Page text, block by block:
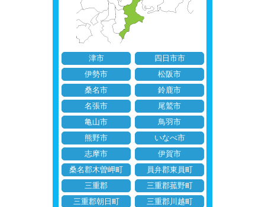
津市
四日市市
伊勢市
松阪市
桑名市
鈴鹿市
名張市
尾鷲市
亀山市
鳥羽市
熊野市
いなべ市
志摩市
伊賀市
桑名郡木曽岬町
員弁郡東員町
三重郡
三重郡菰野町
三重郡朝日町
三重郡川越町